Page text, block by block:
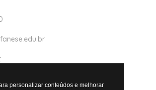
personalizar conteúdos e melhorar